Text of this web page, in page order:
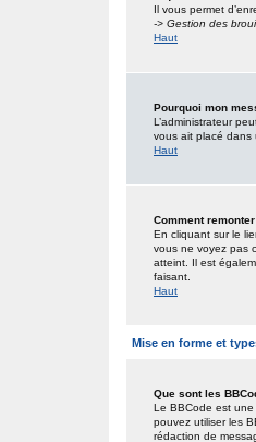
Il vous permet
-> Gestion des
Haut
Pourquoi mon
L’administrateur
vous ait placé dans
Haut
Comment
En cliquant sur le
vous ne voyez pas
atteint. Il est
faisant.
Haut
Mise en forme et
Que sont les
Le BBCode est une
pouvez utiliser les
rédaction de